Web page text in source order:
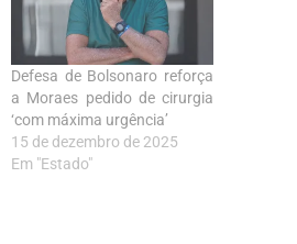
Defesa de Bolsonaro reforça
a Moraes pedido de cirurgia
‘com máxima urgência’
15 de dezembro de 2025
Em "Estado"